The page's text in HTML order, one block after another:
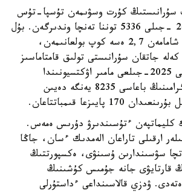
سۇرانىستىڭ كۇرت وسۋىمەن تۇسپا-تۇس
كەلدى. جاپونيا 2024 -جىلى 5336 توننا تەنچا وندىرگەن. بۇل
ون جىل بۇرىنعىدان شامامەن 2,7 ەسە كوپ بولعانىمەن،
جاتقان سۇرانىستى تولىق قامتاماسىز
ەتە المادى. كيوتوداعى 2025-جىلعى مامىر اۋكتسيونىندا
تەنچانىڭ ءبىر كيلوگرامىنىڭ باعاسى 8235 يەنگە دەيىن
پايىزعا قىمباتتاعان.
كليماتپەن ءتۇسىندىرۋ دۇرىس ەمەس.
ارقىلى تاراعان الەمدىك ءسان، جاڭا
سۋسىندارىن ۇسىنۋى، ەكسپورتتىڭ
قارتايۋى جانە جۇمىس كۇشىنىڭ
ۋدزي قالاسىنداعى ءداستۇرلى